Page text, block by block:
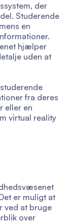
der
Studerende
en
hjælper
uden at
fra deres
eller en
virtual reality
er muligt at
ved at bruge
over